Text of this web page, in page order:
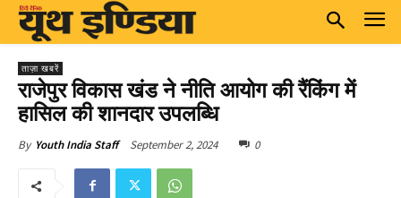
ताज़ा खबरें
राजेपुर विकास खंड ने नीति आयोग की रैंकिंग में
हासिल की शानदार उपलब्धि
By Youth India Staff September 2, 2024 0